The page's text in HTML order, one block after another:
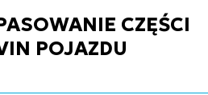
CZĘŚCI
POJAZDU